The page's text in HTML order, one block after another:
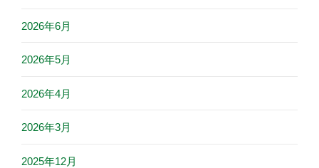
2026年6月
2026年5月
2026年4月
2026年3月
2025年12月